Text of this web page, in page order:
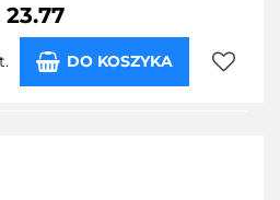
23.77
DO KOSZYKA